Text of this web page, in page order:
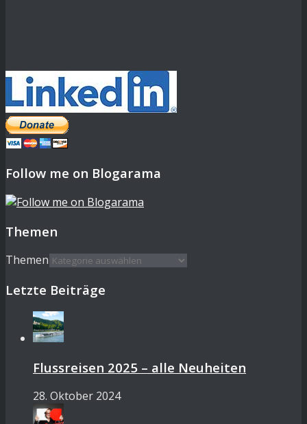
Follow me on Blogarama
Themen
Themen
Letzte Beiträge
Flussreisen 2025 – alle Neuheiten
28. Oktober 2024